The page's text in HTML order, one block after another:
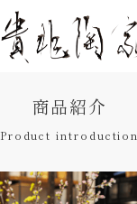
商品紹介
Product introduction